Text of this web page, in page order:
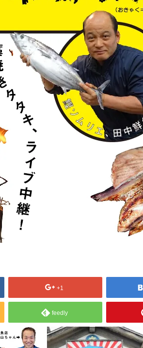
カツオHANDBOOK
+1
feedly